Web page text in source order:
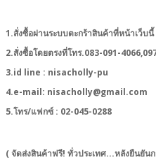
1.สั่งซื้อผ่านระบบตะกร้าสินค้าที่หน้าเว็บนี้
2.สั่งซื้อโดยตรงที่โทร.083-091-
3.id line : nisacholly-pu
4.e-mail: nisacholly@gmail.com
5.โทร/แฟกซ์ : 02-045-0288
( จัดส่งสินค้าฟรี! ทั่วประเทศ...หลังยืนยัน